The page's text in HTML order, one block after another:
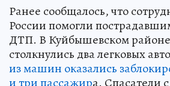
Ранее сообщалось, что
России помогли
ДТП. В Куйбышевском
столкнулись два легковых
из машин оказались